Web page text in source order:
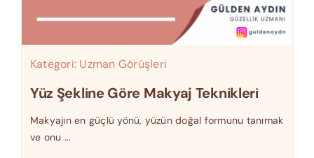
Kategori: Uzman Görüşleri
Yüz Şekline Göre Makyaj Teknikleri
Makyajın en güçlü yönü, yüzün doğal formunu tanımak
ve onu ...